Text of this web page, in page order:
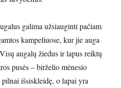
galima užsiauginti pačiam
kampeliuose, kur jie auga
augalų žiedus ir lapus reiktų
pusės – birželio mėnesio
išsiskleidę, o lapai yra